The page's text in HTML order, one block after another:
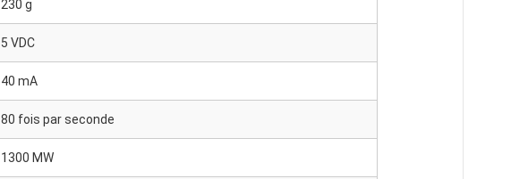
230 g
5 VDC
40 mA
80 fois par seconde
1300 MW